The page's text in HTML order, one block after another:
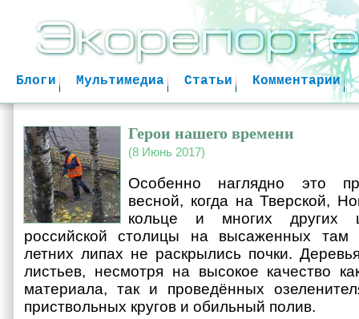
Комментарии
Статьи
Мультимедиа
Блоги
Герои нашего времени
(8 Июнь 2017)
Особенно наглядно это
весной, когда на Тверской,
кольце и многих других
российской столицы на высаженных
летних липах не раскрылись почки.
листьев, несмотря на высокое качество
материала, так и проведённых
приствольных кругов и обильный полив.